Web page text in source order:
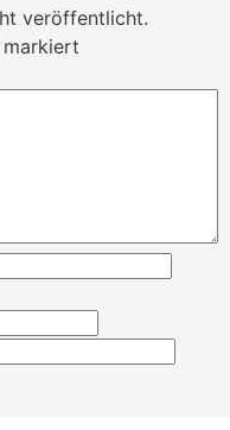
veröffentlicht.
markiert